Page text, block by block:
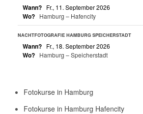
Wann? Fr., 11. September 2026
Wo? Hamburg – Hafencity
NACHTFOTOGRAFIE HAMBURG SPEICHERSTADT
Wann? Fr., 18. September 2026
Wo? Hamburg – Speicherstadt
Fotokurse in Hamburg
Fotokurse in Hamburg Hafencity